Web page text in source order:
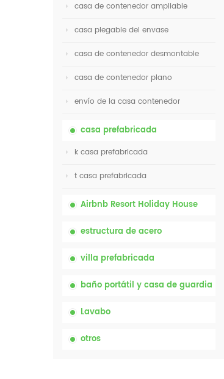
casa de contenedor ampliable
casa plegable del envase
casa de contenedor desmontable
casa de contenedor plano
envío de la casa contenedor
casa prefabricada
k casa prefabricada
t casa prefabricada
Airbnb Resort Holiday House
estructura de acero
villa prefabricada
baño portátil y casa de guardia
Lavabo
otros